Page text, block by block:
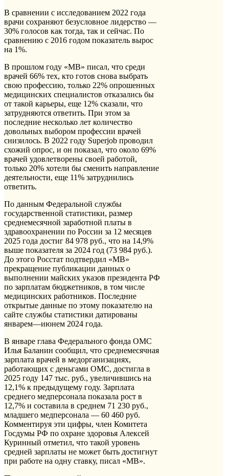
В сравнении с исследованием 2022 года
врачи сохраняют безусловное лидерство —
30% голосов как тогда, так и сейчас. По
сравнению с 2016 годом показатель вырос
на 1%.
В прошлом году «МВ» писал, что среди
врачей 66% тех, кто готов снова выбрать
свою профессию, только 22% опрошенных
медицинских специалистов отказались бы
от такой карьеры, еще 12% сказали, что
затрудняются ответить. При этом за
последние несколько лет количество
довольных выбором профессии врачей
снизилось. В 2022 году Superjob проводил
схожий опрос, и он показал, что около 69%
врачей удовлетворены своей работой,
только 20% хотели бы сменить направление
деятельности, еще 11% затруднились
ответить.
По данным Федеральной службы
государственной статистики, размер
среднемесячной заработной платы в
здравоохранении по России за 12 месяцев
2025 года достиг 84 978 руб., что на 14,9%
выше показателя за 2024 год (73 984 руб.).
До этого Росстат подтвердил «МВ»
прекращение публикации данных о
выполнении майских указов президента РФ
по зарплатам бюджетников, в том числе
медицинских работников. Последние
открытые данные по этому показателю на
сайте службы статистики датированы
январем—июнем 2024 года.
В январе глава Федерального фонда ОМС
Илья Баланин сообщил, что среднемесячная
зарплата врачей в медорганизациях,
работающих с деньгами ОМС, достигла в
2025 году 147 тыс. руб., увеличившись на
12,1% к предыдущему году. Зарплата
среднего медперсонала показала рост в
12,7% и составила в среднем 71 230 руб.,
младшего медперсонала — 60 460 руб.
Комментируя эти цифры, член Комитета
Госдумы РФ по охране здоровья Алексей
Куринный отметил, что такой уровень
средней зарплаты не может быть достигнут
при работе на одну ставку, писал «МВ».